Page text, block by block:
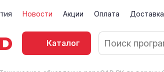
Новости Акции Оплата Доставка
Каталог